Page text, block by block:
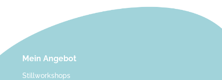
Mein Angebot
Stillworkshops